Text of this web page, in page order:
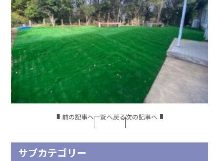
前の記事へ一覧へ戻る次の記事へ
サブカテゴリー